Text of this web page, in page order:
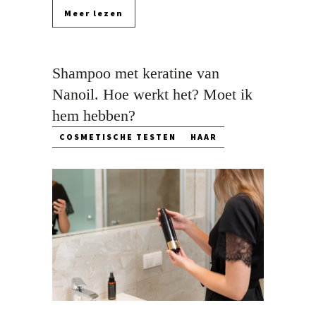
Meer lezen
Shampoo met keratine van
Nanoil. Hoe werkt het? Moet ik
hem hebben?
COSMETISCHE TESTEN HAAR